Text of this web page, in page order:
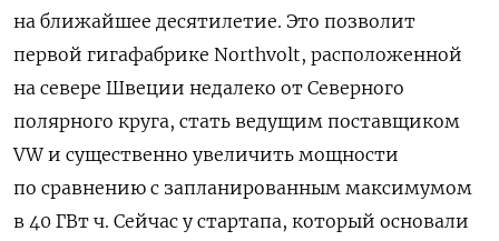
на ближайшее десятилетие. Это позволит
первой гигафабрике Northvolt, расположенной
на севере Швеции недалеко от Северного
полярного круга, стать ведущим поставщиком
VWи существенно увеличить мощности
по сравнению с запланированным максимумом
в 40 ГВт ч. Сейчас у стартапа, который основали